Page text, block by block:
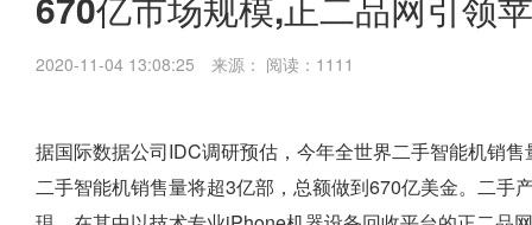
2020-11-04 13:08:25 来源： 阅读：1111
据国际数据公司IDC调研预估，今年全世界二手智能机销
二手智能机销售量将超3亿部，总额做到670亿美金。二手